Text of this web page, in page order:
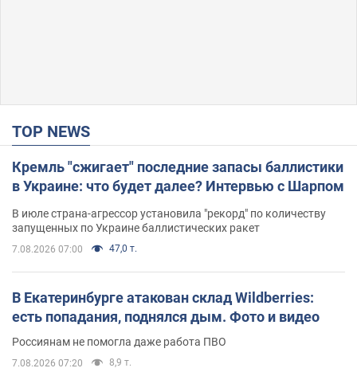
TOP NEWS
Кремль "сжигает" последние запасы баллистики
в Украине: что будет далее? Интервью с Шарпом
В июле страна-агрессор установила "рекорд" по количеству
запущенных по Украине баллистических ракет
7.08.2026 07:00 47,0 т.
В Екатеринбурге атакован склад Wildberries:
есть попадания, поднялся дым. Фото и видео
Россиянам не помогла даже работа ПВО
7.08.2026 07:20 8,9 т.